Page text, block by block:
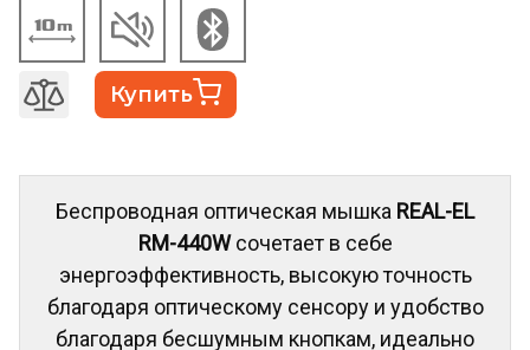
Купить
Беспроводная оптическая мышка REAL-EL
RM-440Wсочетает в себе
энергоэффективность, высокую точность
благодаря оптическому сенсору и удобство
благодаря бесшумным кнопкам, идеально